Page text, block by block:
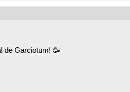
Para reservar, mandad un
de Garciotum! 🥳